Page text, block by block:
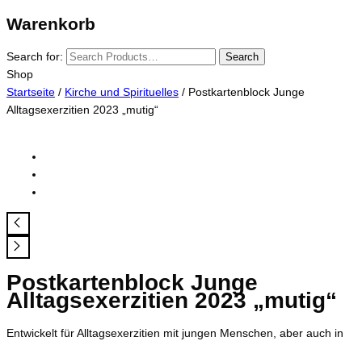
Warenkorb
Search for: Search
Shop
Startseite / Kirche und Spirituelles / Postkartenblock Junge
Alltagsexerzitien 2023 „mutig“
Postkartenblock Junge
Alltagsexerzitien 2023 „mutig“
Entwickelt für Alltagsexerzitien mit jungen Menschen, aber auch in